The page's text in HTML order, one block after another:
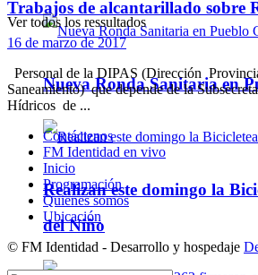
Nueva Ronda Sanitaria en
Realizan este domingo la
del Niño
Ver todos los ressultados
Trabajos de alcantarillado sobre
16 de marzo de 2017
Personal de la DIPAS (Dirección
Saneamiento) que depende de la
Hídricos de ...
Contáctenos
FM Identidad en vivo
Inicio
Programación
Quienes somos
Ubicación
© FM Identidad - Desarrollo y hospedaje